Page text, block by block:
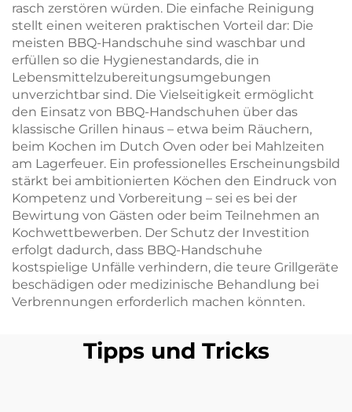
rasch zerstören würden. Die einfache Reinigung
stellt einen weiteren praktischen Vorteil dar: Die
meisten BBQ-Handschuhe sind waschbar und
erfüllen so die Hygienestandards, die in
Lebensmittelzubereitungsumgebungen
unverzichtbar sind. Die Vielseitigkeit ermöglicht
den Einsatz von BBQ-Handschuhen über das
klassische Grillen hinaus – etwa beim Räuchern,
beim Kochen im Dutch Oven oder bei Mahlzeiten
am Lagerfeuer. Ein professionelles Erscheinungsbild
stärkt bei ambitionierten Köchen den Eindruck von
Kompetenz und Vorbereitung – sei es bei der
Bewirtung von Gästen oder beim Teilnehmen an
Kochwettbewerben. Der Schutz der Investition
erfolgt dadurch, dass BBQ-Handschuhe
kostspielige Unfälle verhindern, die teure Grillgeräte
beschädigen oder medizinische Behandlung bei
Verbrennungen erforderlich machen könnten.
Tipps und Tricks